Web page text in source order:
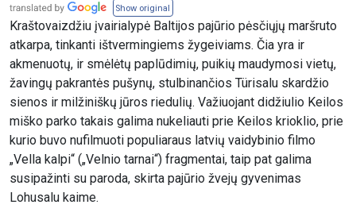
Show original
Kraštovaizdžiu įvairialypė Baltijos pajūrio pėsčiųjų maršruto
atkarpa, tinkanti ištvermingiems žygeiviams. Čia yra ir
akmenuotų, ir smėlėtų paplūdimių, puikių maudymosi vietų,
žavingų pakrantės pušynų, stulbinančios Türisalu skardžio
sienos ir milžiniškų jūros riedulių. Važiuojant didžiulio Keilos
miško parko takais galima nukeliauti prie Keilos krioklio, prie
kurio buvo nufilmuoti populiaraus latvių vaidybinio filmo
„Vella kalpi“ („Velnio tarnai“) fragmentai, taip pat galima
susipažinti su paroda, skirta pajūrio žvejų gyvenimas
Lohusalu kaime.